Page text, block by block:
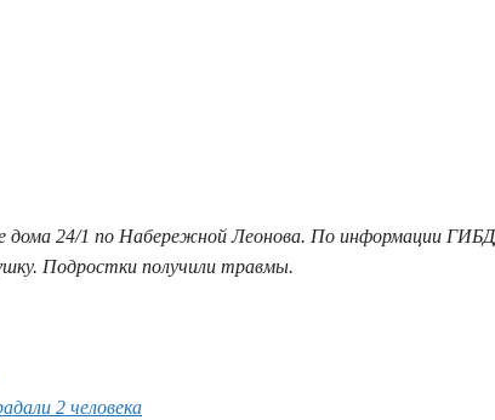
дома 24/1 по Набережной Леонова. По информации
Подростки получили травмы.
2 человека